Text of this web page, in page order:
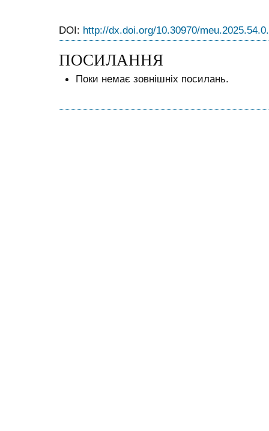
DOI: http://dx.doi.org/10.30970/
ПОСИЛАННЯ
Поки немає зовнішніх посилань.